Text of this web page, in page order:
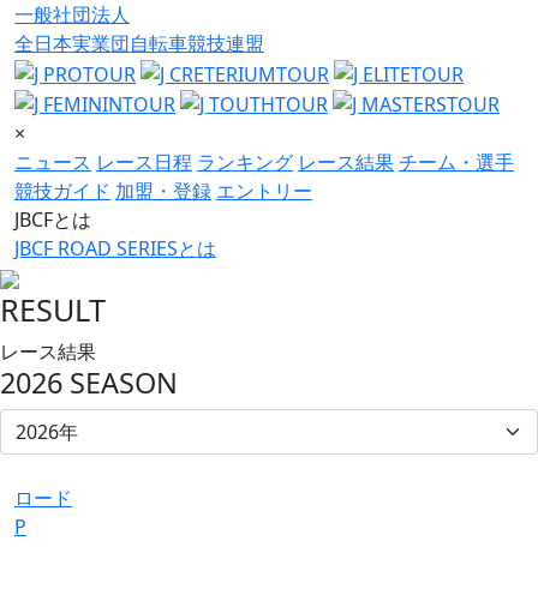
一般社団法人
全日本実業団自転車競技連盟
×
ニュース レース日程 ランキング レース結果チーム・選手
競技ガイド 加盟・登録 エントリー
JBCFとは
JBCF ROAD SERIESとは
RESULT
レース結果
2026 SEASON
ロード
P